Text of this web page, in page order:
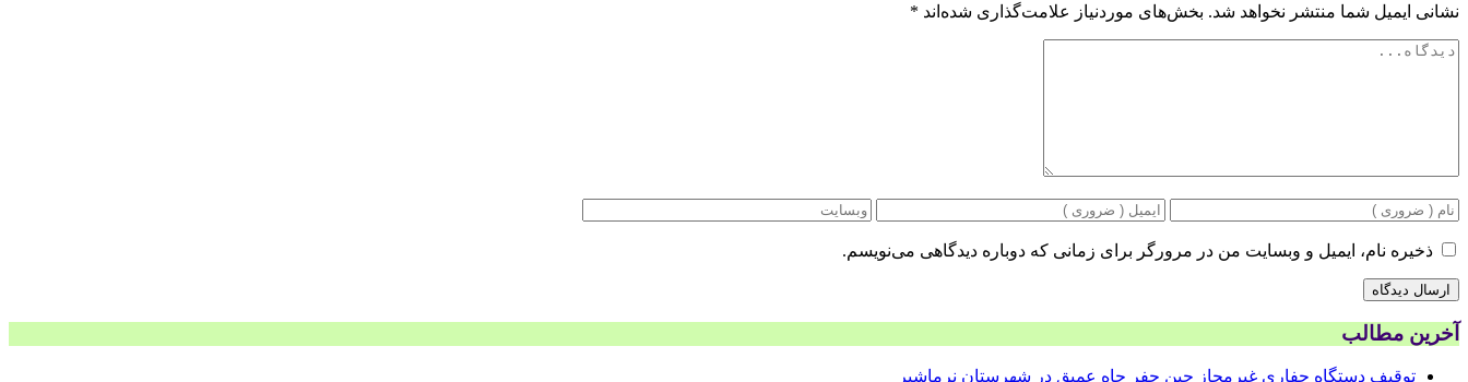
نشانی ایمیل شما منتشر نخواهد شد. بخش‌های موردنیاز علامت‌گذاری شده‌اند *
ذخیره نام، ایمیل و وبسایت من در مرورگر برای زمانی که دوباره دیدگاهی می‌نویسم.
آخرین مطالب
توقیف دستگاه حفاری غیرمجاز حین حفر چاه عمیق در شهرستان نرماشیر